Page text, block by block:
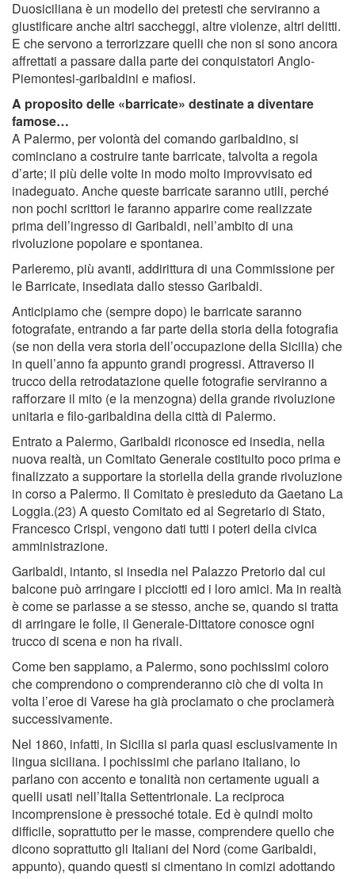
Duosiciliana è un modello dei pretesti che serviranno a
giustiﬁcare anche altri saccheggi, altre violenze, altri delitti.
E che servono a terrorizzare quelli che non si sono ancora
affrettati a passare dalla parte dei conquistatori Anglo-
Piemontesi-garibaldini e maﬁosi.
A proposito delle «barricate» destinate a diventare
famose…
A Palermo, per volontà del comando garibaldino, si
cominciano a costruire tante barricate, talvolta a regola
d’arte; il più delle volte in modo molto improvvisato ed
inadeguato. Anche queste barricate saranno utili, perché
non pochi scrittori le faranno apparire come realizzate
prima dell’ingresso di Garibaldi, nell’ambito di una
rivoluzione popolare e spontanea.
Parleremo, più avanti, addirittura di una Commissione per
le Barricate, insediata dallo stesso Garibaldi.
Anticipiamo che (sempre dopo) le barricate saranno
fotografate, entrando a far parte della storia della fotograﬁa
(se non della vera storia dell’occupazione della Sicilia) che
in quell’anno fa appunto grandi progressi. Attraverso il
trucco della retrodatazione quelle fotograﬁe serviranno a
rafforzare il mito (e la menzogna) della grande rivoluzione
unitaria e ﬁlo-garibaldina della città di Palermo.
Entrato a Palermo, Garibaldi riconosce ed insedia, nella
nuova realtà, un Comitato Generale costituito poco prima e
ﬁnalizzato a supportare la storiella della grande rivoluzione
in corso a Palermo. Il Comitato è presieduto da Gaetano La
Loggia.(23) A questo Comitato ed al Segretario di Stato,
Francesco Crispi, vengono dati tutti i poteri della civica
amministrazione.
Garibaldi, intanto, si insedia nel Palazzo Pretorio dal cui
balcone può arringare i picciotti ed i loro amici. Ma in realtà
è come se parlasse a se stesso, anche se, quando si tratta
di arringare le folle, il Generale-Dittatore conosce ogni
trucco di scena e non ha rivali.
Come ben sappiamo, a Palermo, sono pochissimi coloro
che comprendono o comprenderanno ciò che di volta in
volta l’eroe di Varese ha già proclamato o che proclamerà
successivamente.
Nel 1860, infatti, in Sicilia si parla quasi esclusivamente in
lingua siciliana. I pochissimi che parlano italiano, lo
parlano con accento e tonalità non certamente uguali a
quelli usati nell’Italia Settentrionale. La reciproca
incomprensione è pressoché totale. Ed è quindi molto
difﬁcile, soprattutto per le masse, comprendere quello che
dicono soprattutto gli Italiani del Nord (come Garibaldi,
appunto), quando questi si cimentano in comizi adottando